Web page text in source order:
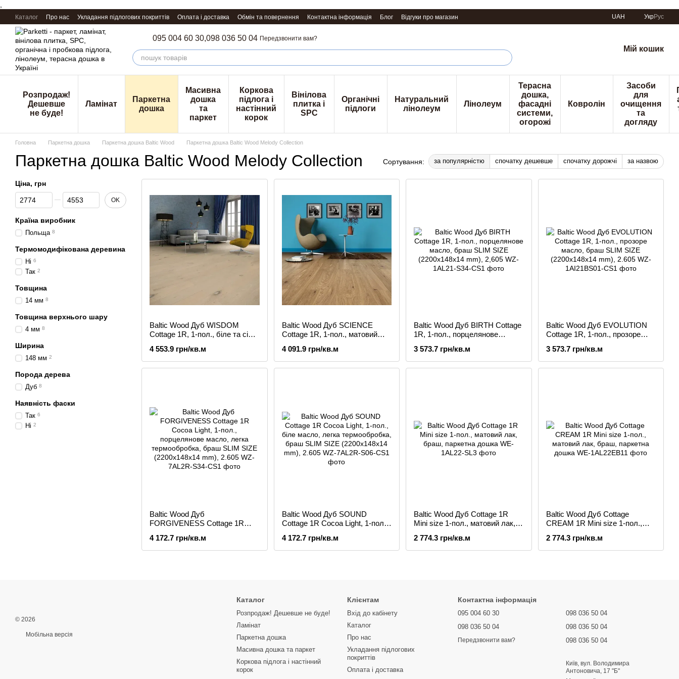
Перейти к основному контенту
Каталог Про нас Укладання підлогових покриттів Оплата і доставка Обмін та повернення Контактна інформація Блог Відгуки про магазин UAH УкрРус
095 004 60 30,098 036 50 04 Передзвонити вам?
Мій кошик
Розпродаж!
Дешевше
не буде!
Ламінат
Паркетна
дошка
Масивна
дошка
та
паркет
Коркова
підлога і
настінний
корок
Вінілова
плитка і
SPC
Органічні
підлоги
Натуральний
лінолеум
Лінолеум
Терасна
дошка,
фасадні
системи,
огорожі
Ковролін
Засоби
для
очищення
та
догляду
Головна Паркетна дошка Паркетна дошка Baltic Wood Паркетна дошка Baltic Wood Melody Collection
Паркетна дошка Baltic Wood Melody Collection Сортування: за популярністю спочатку дешевше спочатку дорожчі за назвою
Baltic Wood Дуб WISDOM
Cottage 1R, 1-пол., біле та сіре
4 553.9 грн/кв.м
Baltic Wood Дуб SCIENCE
Cottage 1R, 1-пол., матовий
4 091.9 грн/кв.м
Baltic Wood Дуб BIRTH Cottage
1R, 1-пол., порцелянове
(2200x148x14 mm), 2,605
3 573.7 грн/кв.м
Baltic Wood Дуб EVOLUTION
Cottage 1R, 1-пол., прозоре
(2200x148x14 mm), 2.605
3 573.7 грн/кв.м
Baltic Wood Дуб
FORGIVENESS Cottage 1R
порцелянове масло, легка
термообробка, браш SLIM
4 172.7 грн/кв.м
Baltic Wood Дуб SOUND
Cottage 1R Cocoa Light, 1-пол.,
термообробка, браш SLIM
SIZE (2200x148x14 mm), 2.605
4 172.7 грн/кв.м
Baltic Wood Дуб Cottage 1R
Mini size 1-пол., матовий лак,
2 774.3 грн/кв.м
Baltic Wood Дуб Cottage
CREAM 1R Mini size 1-пол.,
дошка
2 774.3 грн/кв.м
Ціна, грн
Від Ціна, грн
До Ціна, грн OK
Країна виробник
Польща 8
Термомодифікована деревина
Ні 6
Так 2
Товщина
14 мм 8
Товщина верхнього шару
4 мм 8
Ширина
148 мм 2
Порода дерева
Дуб 8
Наявність фаски
Так 6
Ні 2
© 2026
Мобільна версія
Каталог
Розпродаж! Дешевше не буде!
Ламінат
Паркетна дошка
Масивна дошка та паркет
Коркова підлога і настінний
корок
Клієнтам
Вхід до кабінету
Каталог
Про нас
Укладання підлогових
покриттів
Оплата і доставка
Контактна інформація
095 004 60 30
098 036 50 04
Передзвонити вам?
098 036 50 04
098 036 50 04
098 036 50 04
Київ, вул. Володимира
Антоновича, 17 "Б"